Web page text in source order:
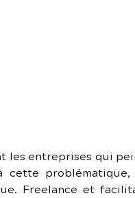
les entreprises qui
problématique,
Freelance et